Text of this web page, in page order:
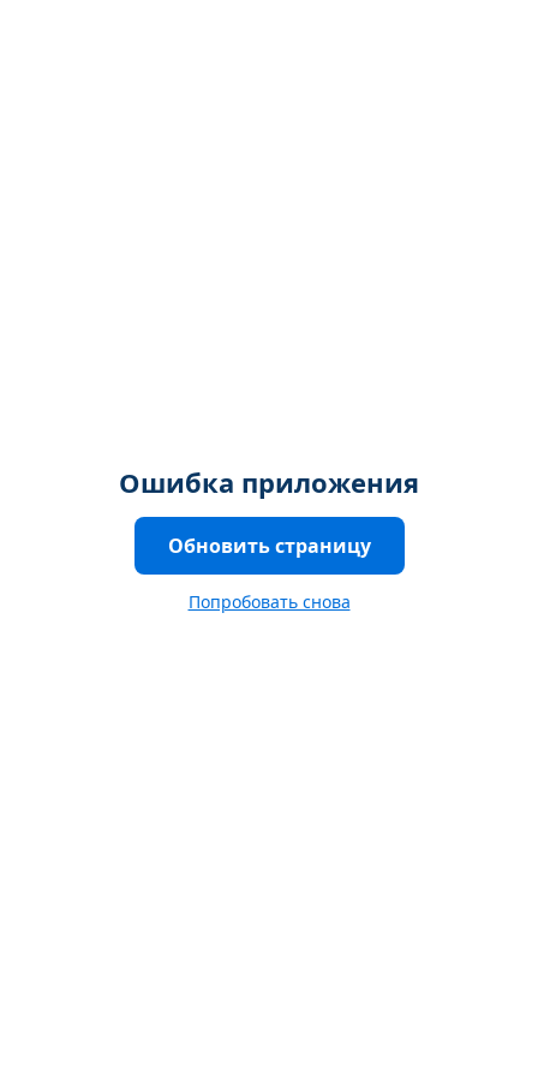
Ошибка приложения
Обновить страницу
Попробовать снова